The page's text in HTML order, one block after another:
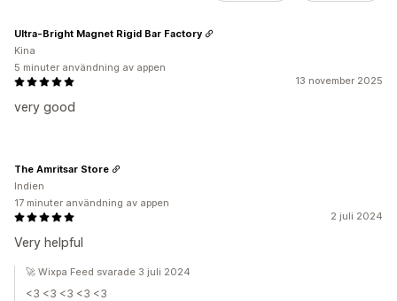
13 november 2025
very good
Ultra-Bright Magnet Rigid Bar Factory
Kina
5 minuter användning av appen
2 juli 2024
Very helpful
The Amritsar Store
Indien
17 minuter användning av appen
🚀 Wixpa Feed svarade 3 juli 2024
<3 <3 <3 <3 <3